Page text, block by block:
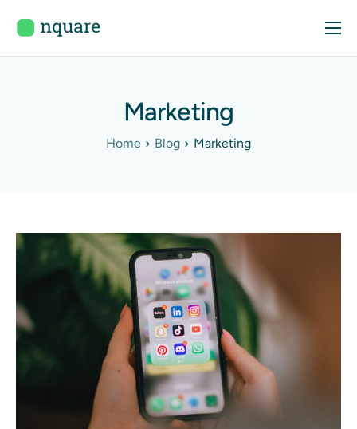
Início
Consulta Gratuita
Área de Cliente
Marketing
Home Blog Marketing